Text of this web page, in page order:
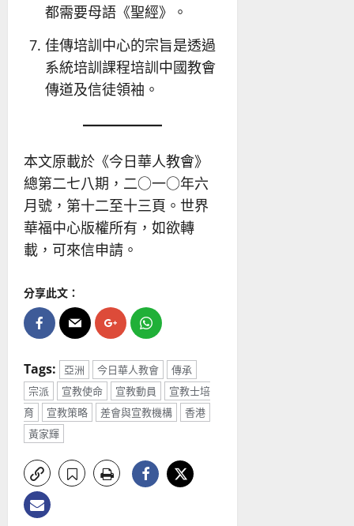
都需要母語《聖經》。
佳傳培訓中心的宗旨是透過
系統培訓課程培訓中國教會
傳道及信徒領袖。
本文原載於《今日華人教會》
總第二七八期，二○一○年六
月號，第十二至十三頁。世界
華福中心版權所有，如欲轉
載，可來信申請。
分享此文：
Tags: 亞洲 今日華人教會
傳承
宗派
宣教使命 宣教動員
宣教士培
育
宣教策略 差會與宣教機構
香港
黃家輝